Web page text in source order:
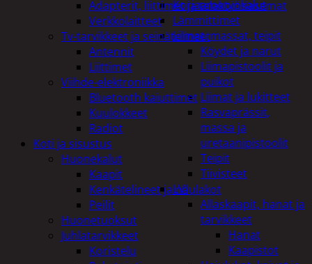
Korjaamotyökalut
Lämmittimet
Liimat, massat, teipit
Köydet ja narut
Liimapistoolit ja
puikot
Liimat ja lukitteet
Rasvaprässit,
massa ja
uretaanipistoolit
Teipit
Tiivisteet
LVI
Allaskaapit, hanat ja
tarvikkeet
Hanat
Kaapistot
Adapterit, liittimet ja telakointiasemat
Verkkolaitteet
Tv-tarvikkeet ja seinätelineet
Antennit
Liittimet
Viihde-elektroniikka
Bluetooth kaiuttimet
Kuulokkeet
Radiot
Koti ja sisustus
Huonekalut
Kaapit
Kenkätelineet ja naulakot
Peilit
Huonetuoksut
Juhlatarvikkeet
Koristelu